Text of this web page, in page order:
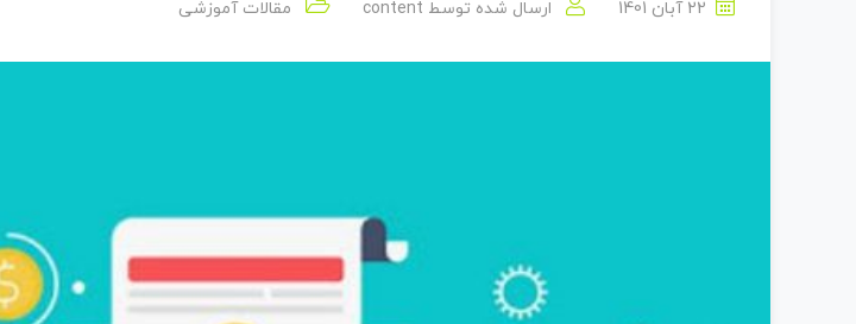
22 آبان 1401 ارسال شده توسط content مقالات آموزشی